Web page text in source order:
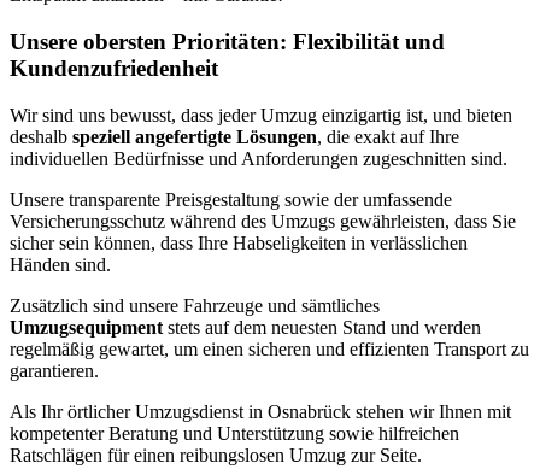
Unsere obersten Prioritäten: Flexibilität und
Kundenzufriedenheit
Wir sind uns bewusst, dass jeder Umzug einzigartig ist, und bieten
deshalb speziell angefertigte Lösungen, die exakt auf Ihre
individuellen Bedürfnisse und Anforderungen zugeschnitten sind.
Unsere transparente Preisgestaltung sowie der umfassende
Versicherungsschutz während des Umzugs gewährleisten, dass Sie
sicher sein können, dass Ihre Habseligkeiten in verlässlichen
Händen sind.
Zusätzlich sind unsere Fahrzeuge und sämtliches
Umzugsequipment stets auf dem neuesten Stand und werden
regelmäßig gewartet, um einen sicheren und effizienten Transport zu
garantieren.
Als Ihr örtlicher Umzugsdienst in Osnabrück stehen wir Ihnen mit
kompetenter Beratung und Unterstützung sowie hilfreichen
Ratschlägen für einen reibungslosen Umzug zur Seite.